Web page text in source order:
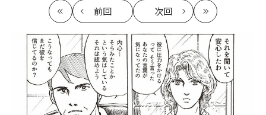
最
前回
事
へ
次回
事
へ
最